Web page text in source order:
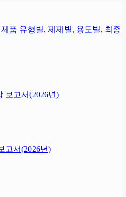
품 유형별, 제제별, 용도별, 최종
보고서(2026년)
고서(2026년)